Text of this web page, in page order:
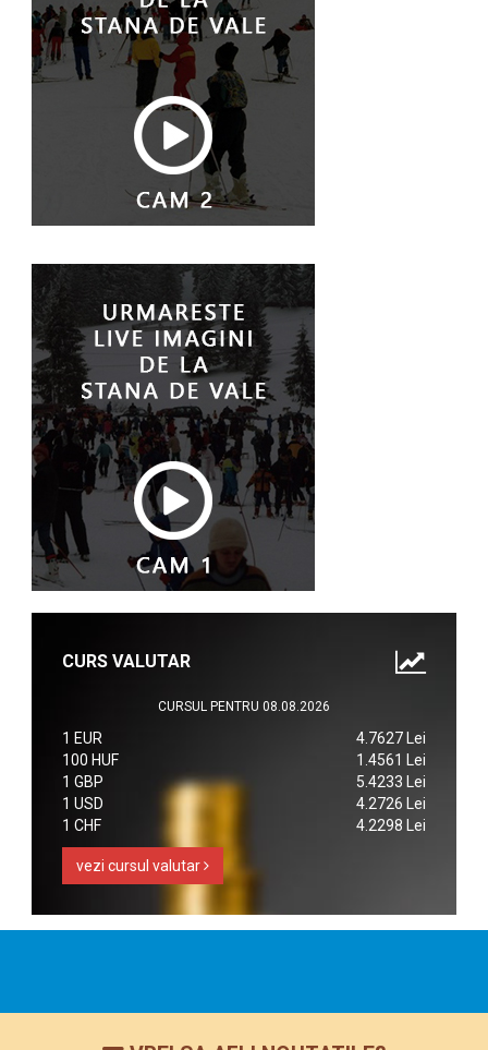
CURS VALUTAR
CURSUL PENTRU 08.08.2026
1 EUR
4.7627 Lei
100 HUF
1.4561 Lei
1 GBP
5.4233 Lei
1 USD
4.2726 Lei
1 CHF
4.2298 Lei
vezi cursul valutar